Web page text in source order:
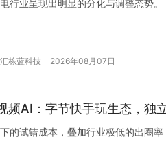
行业呈现出明显的分化与调整态势。
栋蓝科技 2026年08月07日
频AI：字节快手玩生态，独
的试错成本，叠加行业极低的出圈率